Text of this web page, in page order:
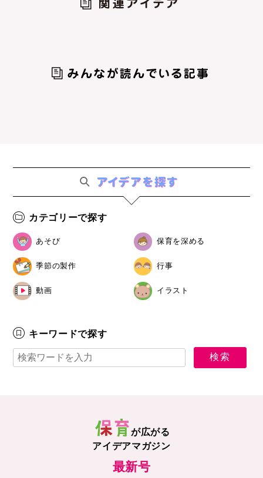
カテゴリーで探す
あそび 保育を深める
季節の製作 行事
動画 イラスト
キーワードで探す
が広がる
アイデアマガジン
最新号